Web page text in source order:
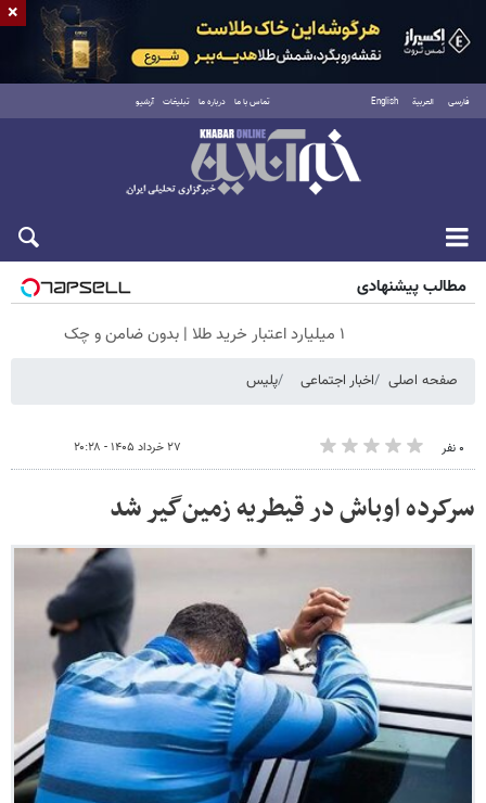
فارسی العربية English تماس با ما درباره ما تبلیغات آرشیو
جمعه ۱۶ مرداد ۱۴۰۵
مطالب پیشنهادی
۱ میلیارد اعتبار خرید طلا | بدون ضامن و چک
صفحه اصلی اخبار اجتماعی پلیس
۰ نفر ۲۷ خرداد ۱۴۰۵ - ۲۰:۲۸
سرکرده اوباش در قیطریه زمین‌گیر شد
×